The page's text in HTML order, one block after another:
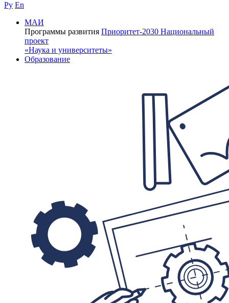
Ру En
МАИ
Программы развития Приоритет-2030 Национальный
проект
«Наука и университеты»
Образование